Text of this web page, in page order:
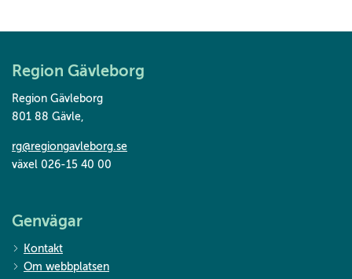
Region Gävleborg
Region Gävleborg
801 88 Gävle,
rg@regiongavleborg.se
växel 026-15 40 00
Genvägar
Kontakt
Om webbplatsen